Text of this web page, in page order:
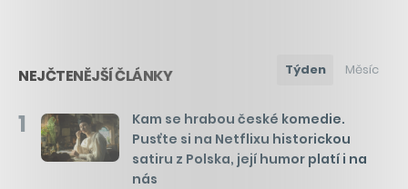
NEJČTENĚJŠÍ ČLÁNKY Týden Měsíc
1
Kam se hrabou české komedie.
Pusťte si na Netflixu historickou
satiru z Polska, její humor platí i na
nás